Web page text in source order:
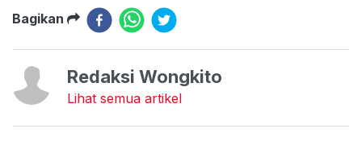
Bagikan
Redaksi Wongkito
Lihat semua artikel